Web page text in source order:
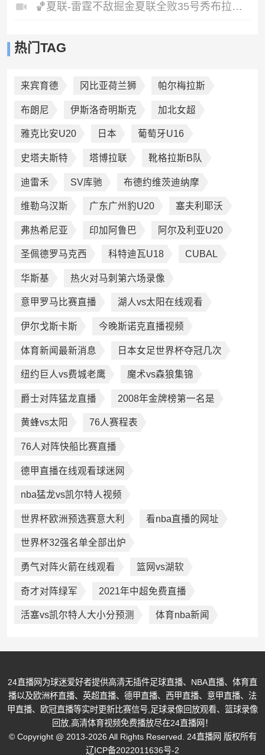
🏀夏联-雷霆不敌掘金夏联全败35号秀布拉齐尔32+6马拉14+7+6
热门TAG
来宾育德 冈比亚荷兰狮 帕尔梅拉斯
布朗尼 伊斯洛奇明斯克 加北女超
雅克比安U20 日本 葡萄牙U16
史塔夫斯特 塔博拉联 靴格拉斯B队
迪雷禾 SV库驰 布德约维茨迪纳摩
维勒乌汉斯 广东广州豹U20 塞夫利耶沃
弗热希尼亚 印加阿鲁巴 阿尔及利亚U20
圣佩德罗马克西 科特迪瓦U18 CUBAL
华斯基 热火对马刺第六场录像
意甲罗马比赛直播 湖人vs太阳在线观看
伊尔戈斯卡斯 今晚斯诺克直播视频
体育新闻最新消息 日本女足世界杯夺冠几次
纽约巨人vs费城老鹰 魔术vs森狼集锦
爵士对阵猛龙直播 2008年金牌榜第一名是
黄蜂vs太阳 76人赛程表
76人对阵快船比赛直播
德甲直播在线观看球迷网
nba猛龙vs凯尔特人视频
世界杯欧洲预选赛意大利 看nba直播的网址
世界杯32强名单全部出炉
勇气对阵火箭在线观看 篮网vs湖软
奇才对阵绿军 2021年中超免费直播
活塞vs凯尔特人大小分预测 体育nba新闻
24直播网为球迷爱好者提供高清无插件足球直播、NBA直播、体育直
播以及欧洲杯直播、英超直播、德甲直播、西甲直播、意甲直播、法
甲直播、欧冠直播等实时更新比赛信号,足球录像回放观看、篮球录像
回放,高清体育视频免费播放尽在24直播网！
© Copyright @ 2013-2026 All Rights Reserved. 24直播网 版权所有
辽ICP备2022011636号-2